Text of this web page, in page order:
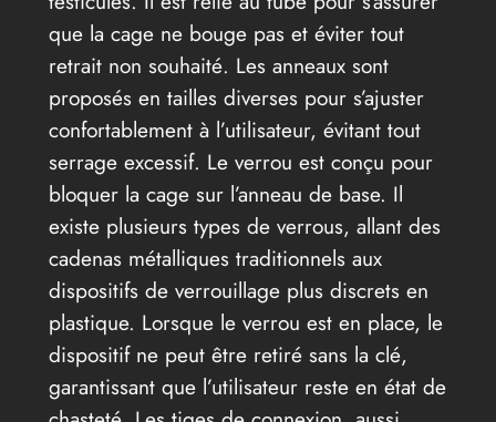
que la cage ne bouge pas et éviter tout
retrait non souhaité. Les anneaux sont
proposés en tailles diverses pour s’ajuster
confortablement à l’utilisateur, évitant tout
serrage excessif. Le verrou est conçu pour
bloquer la cage sur l’anneau de base. Il
existe plusieurs types de verrous, allant des
cadenas métalliques traditionnels aux
dispositifs de verrouillage plus discrets en
plastique. Lorsque le verrou est en place, le
dispositif ne peut être retiré sans la clé,
garantissant que l’utilisateur reste en état de